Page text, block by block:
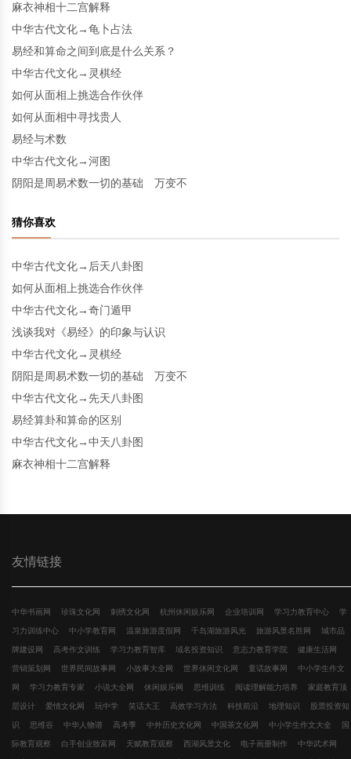
麻衣神相十二宫解释
中华古代文化→龟卜占法
易经和算命之间到底是什么关系？
中华古代文化→灵棋经
如何从面相上挑选合作伙伴
如何从面相中寻找贵人
易经与术数
中华古代文化→河图
阴阳是周易术数一切的基础 万变不
猜你喜欢
中华古代文化→后天八卦图
如何从面相上挑选合作伙伴
中华古代文化→奇门遁甲
浅谈我对《易经》的印象与认识
中华古代文化→灵棋经
阴阳是周易术数一切的基础 万变不
中华古代文化→先天八卦图
易经算卦和算命的区别
中华古代文化→中天八卦图
麻衣神相十二宫解释
友情链接
中华书画网 珍珠文化网 刺绣文化网 杭州休闲娱乐网 企业培训网 学习力教育中心 学
习力训练中心 中小学教育网 温泉旅游度假网 千岛湖旅游风光 旅游风景名胜网 城市品
牌建设网 高考作文训练 学习力教育智库 域名投资知识 意志力教育学院 健康生活网
营销策划网 世界民间故事网 小故事大全网 世界休闲文化网 童话故事网 中小学生作文
网 学习力教育专家 小说大全网 休闲娱乐网 思维训练 阅读理解能力培养 家庭教育顶
层设计 爱情文化网 玩中学 笑话大王 高效学习方法 科技前沿 地理知识 股票投资知
识 思维谷 中华人物谱 高考季 中外历史文化网 中国茶文化网 中小学生作文大全 国
际教育观察 白手创业致富网 天赋教育观察 西湖风景文化 电子画册制作 中华武术网